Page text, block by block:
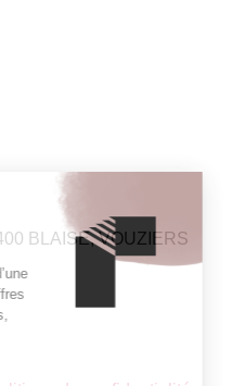
BLAISE, VOUZIERS